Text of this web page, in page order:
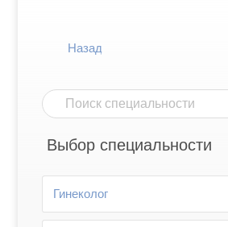
Назад
Выбор специальности
Гинеколог